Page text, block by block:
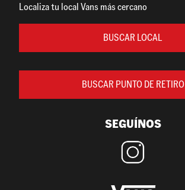
Localiza tu local Vans más cercano
BUSCAR LOCAL
BUSCAR PUNTO DE RETIRO
SEGUÍNOS